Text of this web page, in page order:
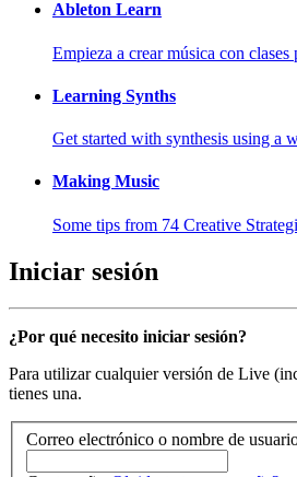
Ableton Learn
Empieza a crear música con
Learning Synths
Get started with synthesis using a
Making Music
Some tips from 74 Creative
Iniciar sesión
¿Por qué necesito iniciar sesión?
Para utilizar cualquier versión de Live
tienes una.
Correo electrónico o nombre de